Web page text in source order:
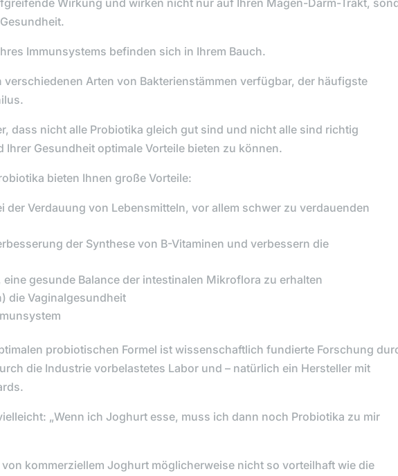
Wirkung und wirken nicht nur auf Ihren Magen-Darm-Trakt,
Immunsystems befinden sich in Ihrem Bauch.
verschiedenen Arten von Bakterienstämmen verfügbar, der häufigste
.
dass nicht alle Probiotika gleich gut sind und nicht alle sind richtig
Ihrer Gesundheit optimale Vorteile bieten zu können.
bieten Ihnen große Vorteile:
der Verdauung von Lebensmitteln, vor allem schwer zu verdauenden
der Synthese von B-Vitaminen und verbessern die
eine gesunde Balance der intestinalen Mikroflora zu erhalten
die Vaginalgesundheit
probiotischen Formel ist wissenschaftlich fundierte Forschung
die Industrie vorbelastetes Labor und – natürlich ein Hersteller mit
„Wenn ich Joghurt esse, muss ich dann noch Probiotika zu mir
kommerziellem Joghurt möglicherweise nicht so vorteilhaft wie die